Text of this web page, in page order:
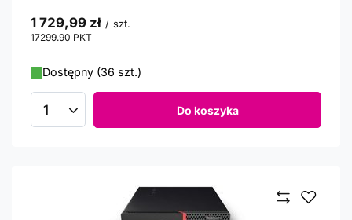
1 729,99 zł / szt.
17299.90 PKT
Dostępny (36 szt.)
Ilość produktów Do koszyka